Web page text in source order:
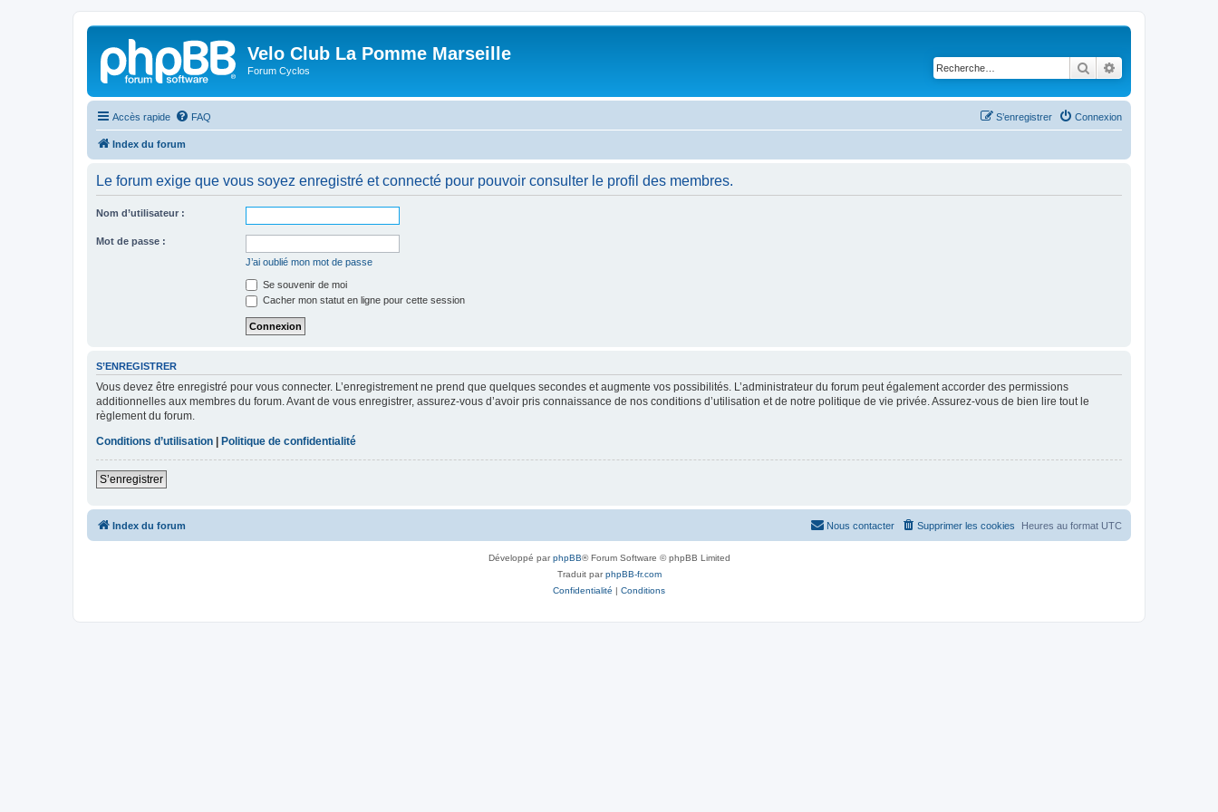
Velo Club La Pomme Marseille
Forum Cyclos Rechercher
Accès rapide FAQ Connexion
S’enregistrer
Index du forum
Le forum exige que vous soyez enregistré et connecté pour pouvoir consulter le profil des membres.
Nom d’utilisateur :
Mot de passe :
J’ai oublié mon mot de passe
Se souvenir de moi
Cacher mon statut en ligne pour cette session
S’ENREGISTRER
Vous devez être enregistré pour vous connecter. L’enregistrement ne prend que quelques secondes et augmente vos possibilités. L’administrateur du forum peut également accorder des permissions
additionnelles aux membres du forum. Avant de vous enregistrer, assurez-vous d’avoir pris connaissance de nos conditions d’utilisation et de notre politique de vie privée. Assurez-vous de bien lire tout le
règlement du forum.
Conditions d’utilisation
Politique de confidentialité
S’enregistrer
Index du forum Heures au format UTC
Supprimer les cookies
Nous contacter
Développé parphpBB® Forum Software © phpBB Limited
Traduit parphpBB-fr.com
Confidentialité | Conditions